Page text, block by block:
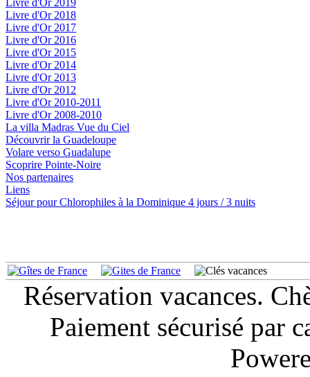
Livre d'Or 2019
Livre d'Or 2018
Livre d'Or 2017
Livre d'Or 2016
Livre d'Or 2015
Livre d'Or 2014
Livre d'Or 2013
Livre d'Or 2012
Livre d'Or 2010-2011
Livre d'Or 2008-2010
La villa Madras Vue du Ciel
Découvrir la Guadeloupe
Volare verso Guadalupe
Scoprire Pointe-Noire
Nos partenaires
Liens
Séjour pour Chlorophiles à la Dominique 4 jours / 3 nuits
Réservation vacances.
Paiement sécurisé par